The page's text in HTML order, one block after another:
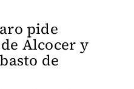
pide
Alcocer y
de